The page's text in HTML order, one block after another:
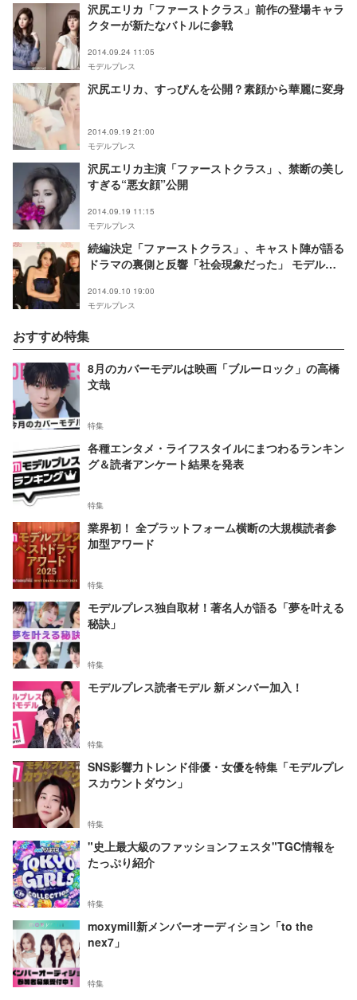
沢尻エリカ「ファーストクラス」前作の登場キャラ
クターが新たなバトルに参戦
2014.09.24 11:05
モデルプレス
沢尻エリカ、すっぴんを公開？素顔から華麗に変身
2014.09.19 21:00
モデルプレス
沢尻エリカ主演「ファーストクラス」、禁断の美し
すぎる“悪女顔”公開
2014.09.19 11:15
モデルプレス
続編決定「ファーストクラス」、キャスト陣が語る
ドラマの裏側と反響「社会現象だった」 モデルプ
2014.09.10 19:00
モデルプレス
おすすめ特集
8月のカバーモデルは映画「ブルーロック」の高橋
文哉
特集
各種エンタメ・ライフスタイルにまつわるランキン
グ＆読者アンケート結果を発表
特集
業界初！ 全プラットフォーム横断の大規模読者参
加型アワード
特集
モデルプレス独自取材！著名人が語る「夢を叶える
秘訣」
特集
モデルプレス読者モデル 新メンバー加入！
特集
SNS影響力トレンド俳優・女優を特集「モデルプレ
スカウントダウン」
特集
"史上最大級のファッションフェスタ"TGC情報を
たっぷり紹介
特集
moxymill新メンバーオーディション「to the
nex7」
特集